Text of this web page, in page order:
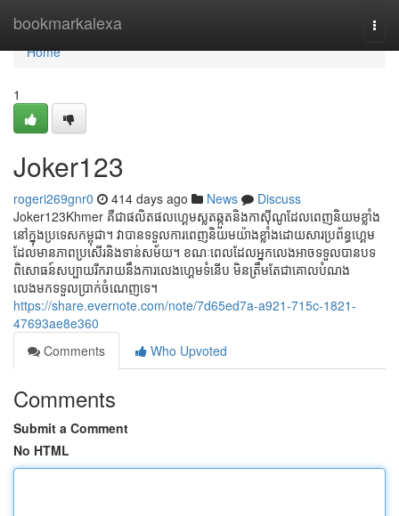
bookmarkalexa
Home
Home
1
Joker123
rogeri269gnr0 414 days ago News
Discuss
Joker123Khmer គឺជាផលិតផលហ្គេមស្លតឆ្កួតនិងកាស៊ីណូដែលពេញនិយមខ្លាំង
នៅក្នុងប្រទេសកម្ពុជា។ វាបានទទួលការពេញនិយមយ៉ាងខ្លាំងដោយសារប្រព័ន្ធហ្គេម
ដែលមានភាពប្រសើរនិងទាន់សម័យ។ ខណៈពេលដែលអ្នកលេងអាចទទួលបានបទ
ពិសោធន៍សប្បាយរីករាយនឹងការលេងហ្គេមទំនើប មិនត្រឹមតែជាគោលបំណង
លេងមកទទួលប្រាក់ចំណេញទេ។
https://share.evernote.com/note/7d65ed7a-a921-715c-1821-
47693ae8e360
Comments
Who Upvoted
Comments
Submit a Comment
No HTML